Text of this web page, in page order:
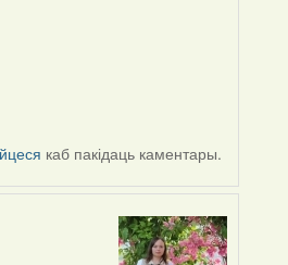
каб пакідаць каментары.